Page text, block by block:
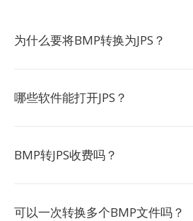
为什么要将BMP转换为JPS？
哪些软件能打开JPS？
BMP转JPS收费吗？
可以一次转换多个BMP文件吗？